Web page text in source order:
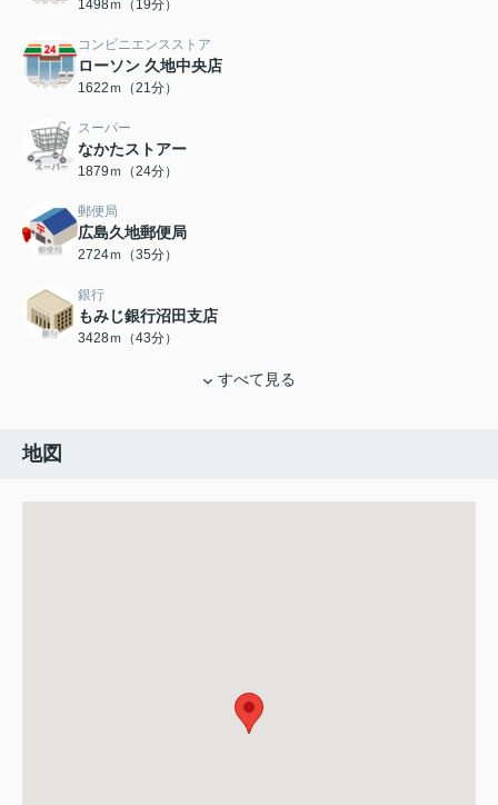
1498ｍ（19分）
コンビニエンスストア
ローソン 久地中央店
1622ｍ（21分）
スーパー
なかたストアー
1879ｍ（24分）
郵便局
広島久地郵便局
2724ｍ（35分）
銀行
もみじ銀行沼田支店
3428ｍ（43分）
すべて見る
地図